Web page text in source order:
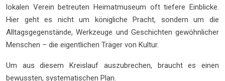
lokalen Verein betreuten Heimatmuseum oft tiefere Einblicke.
Hier geht es nicht um königliche Pracht, sondern um die
Alltagsgegenstände, Werkzeuge und Geschichten gewöhnlicher
Menschen – die eigentlichen Träger von Kultur.
Um aus diesem Kreislauf auszubrechen, braucht es einen
bewussten, systematischen Plan.